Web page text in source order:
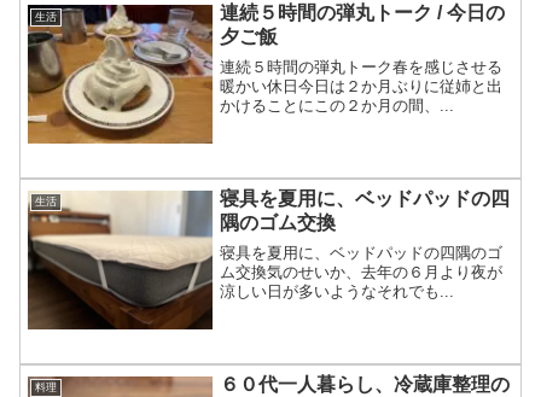
生活
連続５時間の弾丸トーク / 今日の
夕ご飯
連続５時間の弾丸トーク春を感じさせる
暖かい休日今日は２か月ぶりに従姉と出
かけることにこの２か月の間、...
生活
寝具を夏用に、ベッドパッドの四
隅のゴム交換
寝具を夏用に、ベッドパッドの四隅のゴ
ム交換気のせいか、去年の６月より夜が
涼しい日が多いようなそれでも...
料理
６０代一人暮らし、冷蔵庫整理の